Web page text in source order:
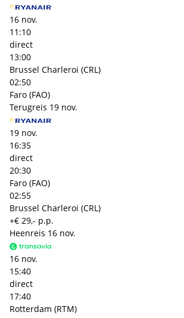
16 nov.
11:10
direct
13:00
Brussel Charleroi (CRL)
02:50
Faro (FAO)
Terugreis 19 nov.
19 nov.
16:35
direct
20:30
Faro (FAO)
02:55
Brussel Charleroi (CRL)
+€ 29,- p.p.
Heenreis 16 nov.
16 nov.
15:40
direct
17:40
Rotterdam (RTM)